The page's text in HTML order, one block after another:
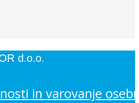
d.o.o.
in varovanje